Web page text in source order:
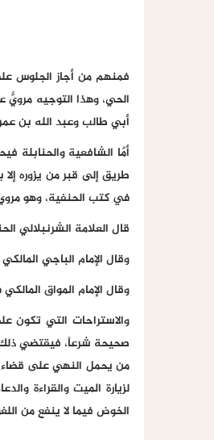
فمنهم من أجاز الجلوس
الحي، وهذا التوجيه
أبي طالب وعبد الله بن
أمَّا الشافعية والحنابلة
طريق إلى قبر من يزوره إلا
في كتب الحنفية، وهو
قال العلامة الشرنبلالي الحنفي في
وقال الإمام الباجي المالكي في “المنتقى”
وقال الإمام المواق المالكي في “التاج
والاستراحات التي تكون
صحيحة شرعاً، فيقتضي ذلك
من يحمل النهي على قضاء
لزيارة الميت والقراءة
الخوض فيما لا ينفع من